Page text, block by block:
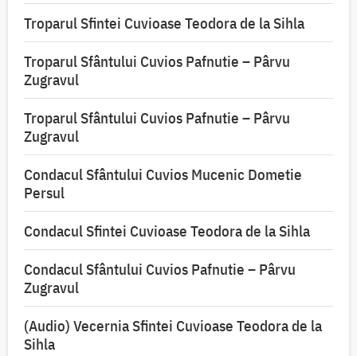
Troparul Sfintei Cuvioase Teodora de la Sihla
Troparul Sfântului Cuvios Pafnutie – Pârvu
Zugravul
Troparul Sfântului Cuvios Pafnutie – Pârvu
Zugravul
Condacul Sfântului Cuvios Mucenic Dometie
Persul
Condacul Sfintei Cuvioase Teodora de la Sihla
Condacul Sfântului Cuvios Pafnutie – Pârvu
Zugravul
(Audio) Vecernia Sfintei Cuvioase Teodora de la
Sihla